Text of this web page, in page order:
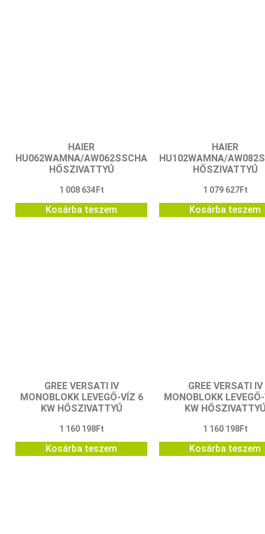
HAIER
HU062WAMNA/AW062SSCHA
HŐSZIVATTYÚ
1 008 634 Ft
Kosárba teszem
HAIER
HU102WAMNA/
HŐSZIVATTYÚ
1 079 627Ft
Kosárba teszem
GREE VERSATI IV
MONOBLOKK LEVEGŐ-VÍZ 6
KW HŐSZIVATTYÚ
1 160 198Ft
Kosárba teszem
GREE VERSATI IV
MONOBLOKK
KW
1 160 198Ft
Kosárba teszem